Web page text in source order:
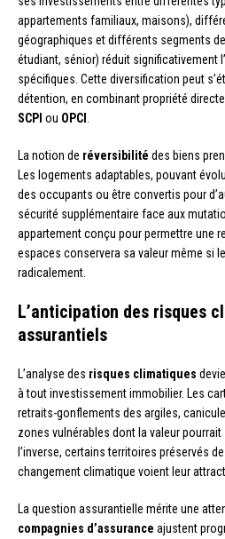
appartements familiaux, maisons),
géographiques et différents segments
étudiant, sénior) réduit significativement
spécifiques. Cette diversification peut
détention, en combinant propriété
SCPI ou OPCI
La notion de réversibilité des biens
Les logements adaptables, pouvant
des occupants ou être convertis pour
sécurité supplémentaire face aux
appartement conçu pour permettre une
espaces conservera sa valeur même si
radicalement.
L’anticipation des risques
assurantiels
L’analyse des risques climatiques
à tout investissement immobilier. Les
retraits-gonflements des argiles,
zones vulnérables dont la valeur
l’inverse, certains territoires préservés
changement climatique voient leur
La question assurantielle mérite une
compagnies d’assurance ajustent